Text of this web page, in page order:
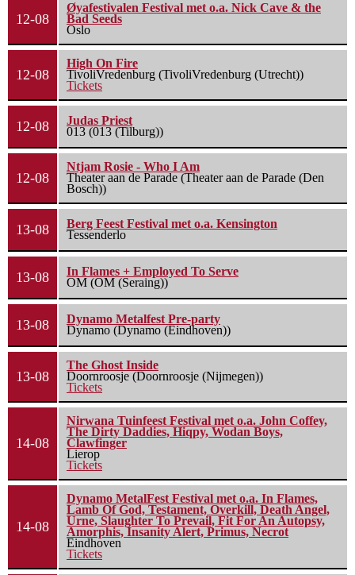
12-08
Øyafestivalen Festival met o.a. Nick Cave & the
Bad Seeds
Oslo
12-08
High On Fire
TivoliVredenburg (TivoliVredenburg (Utrecht))
Tickets
12-08
Judas Priest
013 (013 (Tilburg))
12-08
Ntjam Rosie - Who I Am
Theater aan de Parade (Theater aan de Parade (Den
Bosch))
13-08
Berg Feest Festival met o.a. Kensington
Tessenderlo
13-08
In Flames + Employed To Serve
OM (OM (Seraing))
13-08
Dynamo Metalfest Pre-party
Dynamo (Dynamo (Eindhoven))
13-08
The Ghost Inside
Doornroosje (Doornroosje (Nijmegen))
Tickets
14-08
Nirwana Tuinfeest Festival met o.a. John Coffey,
The Dirty Daddies, Hiqpy, Wodan Boys,
Clawfinger
Lierop
Tickets
14-08
Dynamo MetalFest Festival met o.a. In Flames,
Lamb Of God, Testament, Overkill, Death Angel,
Urne, Slaughter To Prevail, Fit For An Autopsy,
Amorphis, Insanity Alert, Primus, Necrot
Eindhoven
Tickets